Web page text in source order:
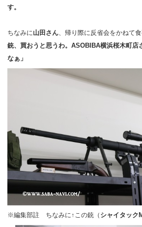
す。
ちなみに 山田さん 、帰り際に反省会をかねて
銃、買おうと思うわ。ASOBIBA横浜桜木町店
なぁ」
※編集部註 ちなみに↑この銃（ シャイタック